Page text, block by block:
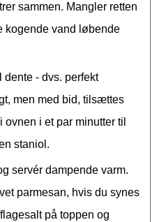
sammen. Mangler retten
vand løbende
dente - dvs. perfekt
men med bid, tilsættes
i et par minutter til
staniol.
servér dampende varm.
parmesan, hvis du synes
på toppen og